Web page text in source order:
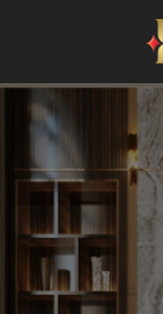
dung